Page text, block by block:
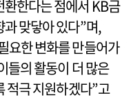
환한다는 점에서 KB금
맞닿아 있다”며,
요한 변화를 만들어가
들의 활동이 더 많은
적극 지원하겠다”고